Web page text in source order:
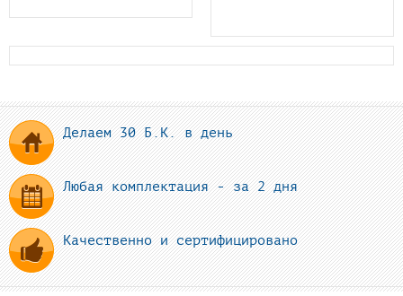
Делаем 30 Б.К. в день
Любая комплектация - за 2 дня
Качественно и сертифицировано